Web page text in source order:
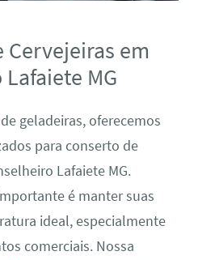
Cervejeiras em
MG
geladeiras, oferecemos
para conserto de
Lafaiete MG.
é manter suas
ideal, especialmente
comerciais. Nossa